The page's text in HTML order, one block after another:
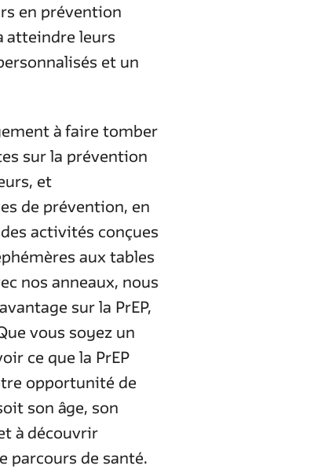
en prévention
atteindre leurs
et un
à faire tomber
sur la prévention
et
de prévention, en
activités conçues
aux tables
nos anneaux, nous
sur la PrEP,
vous soyez un
ce que la PrEP
opportunité de
son âge, son
à découvrir
parcours de santé.